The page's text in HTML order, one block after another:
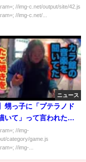
」 //img-c.net/output/site/42.js
//img-c.net/...
ニュース
甥っ子に「プテラノド
いて」って言われたか
あげたら「気持ち悪
言われた…
//img-
category/game.js
//img-...